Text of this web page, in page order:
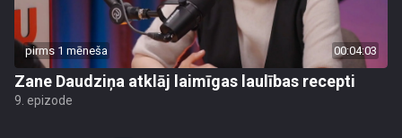
pirms 1 mēneša 00:04:03
Zane Daudziņa atklāj laimīgas laulības recepti
9. epizode